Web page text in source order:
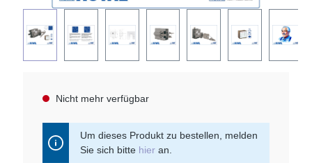
Nicht mehr verfügbar
Um dieses Produkt zu bestellen, melden
Sie sich bitte hier an.